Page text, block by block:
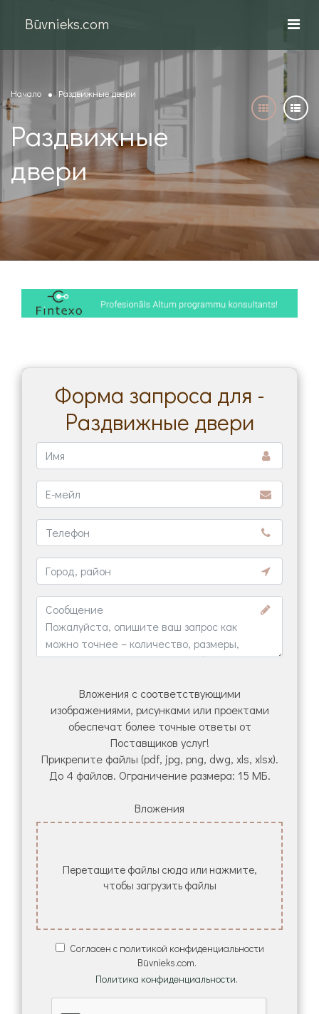
Būvnieks.com
Начало Раздвижные двери
Раздвижные
двери
Форма запроса для -
Раздвижные двери
Вложения с соответствующими
изображениями, рисунками или проектами
обеспечат более точные ответы от
Поставщиков услуг!
Прикрепите файлы (pdf, jpg, png, dwg, xls, xlsx).
До 4 файлов. Ограничение размера: 15 МБ.
Вложения
Перетащите файлы сюда или нажмите,
чтобы загрузить файлы
Согласен с политикой конфиденциальности
Būvnieks.com.
Политика конфиденциальности.